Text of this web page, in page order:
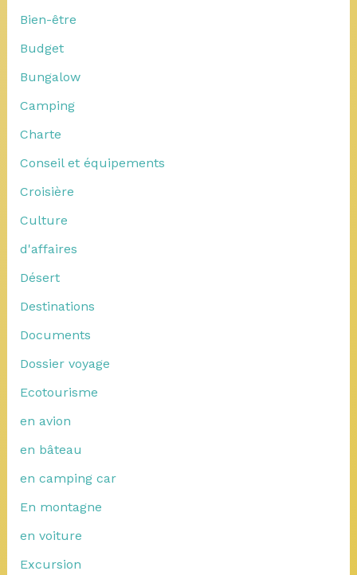
Bien-être
Budget
Bungalow
Camping
Charte
Conseil et équipements
Croisière
Culture
d'affaires
Désert
Destinations
Documents
Dossier voyage
Ecotourisme
en avion
en bâteau
en camping car
En montagne
en voiture
Excursion